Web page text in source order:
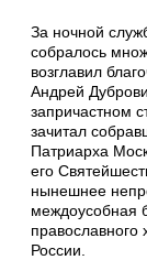
За ночной
собралось
возглавил
Андрей
запричастном
зачитал
Патриарха
его
нынешнее
междоусобная
России.